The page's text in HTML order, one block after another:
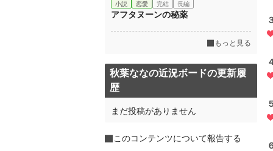
５
６
小説 恋愛 完結 長編
アフタヌーンの秘薬
もっと見る
秋葉ななの近況ボードの更新履
歴
まだ投稿がありません
このコンテンツについて報告する